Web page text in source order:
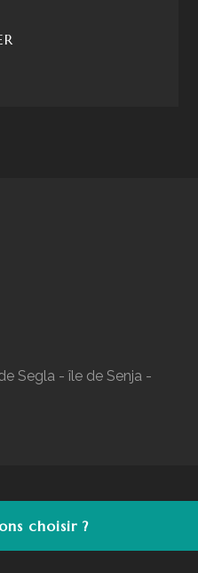
Segla - île de Senja -
choisir ?